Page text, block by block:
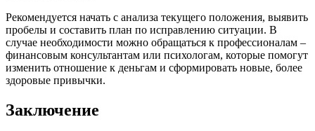
Рекомендуется начать с анализа текущего положения, выявить
пробелы и составить план по исправлению ситуации. В
случае необходимости можно обращаться к профессионалам –
финансовым консультантам или психологам, которые помогут
изменить отношение к деньгам и сформировать новые, более
здоровые привычки.
Заключение